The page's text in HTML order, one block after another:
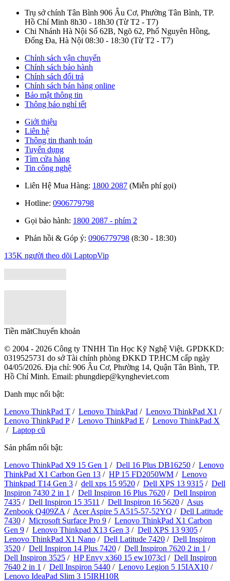
Trụ sở chính Tân Bình 906 Âu Cơ, Phường Tân Bình, TP.
Hồ Chí Minh 8h30 - 18h30 (Từ T2 - T7)
Chi Nhánh Hà Nội Số 62B, Ngõ 62, Phố Nguyên Hồng,
Đống Đa, Hà Nội 08:30 - 18:30 (Từ T2 - T7)
Chính sách vận chuyển
Chính sách bảo hành
Chính sách đổi trả
Chính sách bán hàng online
Bảo mật thông tin
Thông báo nghỉ tết
Giới thiệu
Liên hệ
Thông tin thanh toán
Tuyển dụng
Tìm cửa hàng
Tin công nghệ
Liên Hệ Mua Hàng: 1800 2087 (Miễn phí gọi)
Hotline: 0906779798
Gọi bảo hành: 1800 2087 - phím 2
Phản hồi & Góp ý: 0906779798 (8:30 - 18:30)
135K người theo dõi LaptopVip
Tiền mătChuyển khoản
© 2004 - 2026 Công ty TNHH Tin Học Kỹ Nghệ Việt. GPDKKD:
0319525731 do sở Tài chính phòng ĐKKD TP.HCM cấp ngày
04/05/2026. Địa chỉ: 906 Âu Cơ, Phường 14, Quận Tân Bình, TP.
Hồ Chí Minh. Email: phungdiep@kyngheviet.com
Danh mục nổi bật:
Lenovo ThinkPad T / Lenovo ThinkPad / Lenovo ThinkPad X1 /
Lenovo ThinkPad P / Lenovo ThinkPad E / Lenovo ThinkPad X
/ Laptop cũ
Sản phẩm nổi bật:
Lenovo ThinkPad X9 15 Gen 1 / Dell 16 Plus DB16250 / Lenovo
ThinkPad X1 Carbon Gen 13 / HP 15 FD2050WM / Lenovo
Thinkpad T14 Gen 3 / dell xps 15 9520 / Dell XPS 13 9315 / Dell
Inspiron 7430 2 in 1 / Dell Inspiron 16 Plus 7620 / Dell Inspiron
7435 / Dell Inspiron 15 3511 / Dell Inspiron 16 5620 / Asus
Zenbook Q409ZA / Acer Aspire 5 A515-57-52YQ / Dell Latitude
7430 / Microsoft Surface Pro 9 / Lenovo ThinkPad X1 Carbon
Gen 9 / Lenovo Thinkpad X13 Gen 3 / Dell XPS 13 9305 /
Lenovo ThinkPad X1 Nano / Dell Latitude 7420 / Dell Inspiron
3520 / Dell Inspiron 14 Plus 7420 / Dell Inspiron 7620 2 in 1 /
Dell Inspiron 3525 / HP Envy x360 15 ew1073cl / Dell Inspiron
7640 2 in 1 / Dell Inspiron 5440 / Lenovo Legion 5 15IAX10 /
Lenovo IdeaPad Slim 3 15IRH10R